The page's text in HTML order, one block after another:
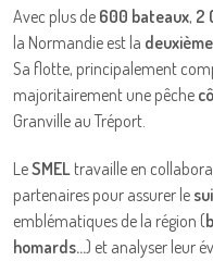
Avec plus de 600 bateaux, 2
la Normandie est la
Sa flotte, principalement
majoritairement une pêche
Granville au Tréport.
LeSMEL travaille en
partenaires pour assurer le
emblématiques de la région (
homards…) et analyser leur